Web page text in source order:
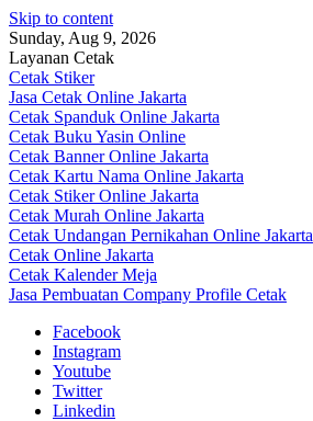
Skip to content
Sunday, Aug 9, 2026
Layanan Cetak
Cetak Stiker
Jasa Cetak Online Jakarta
Cetak Spanduk Online Jakarta
Cetak Buku Yasin Online
Cetak Banner Online Jakarta
Cetak Kartu Nama Online Jakarta
Cetak Stiker Online Jakarta
Cetak Murah Online Jakarta
Cetak Undangan Pernikahan Online Jakarta
Cetak Online Jakarta
Cetak Kalender Meja
Jasa Pembuatan Company Profile Cetak
Facebook
Instagram
Youtube
Twitter
Linkedin